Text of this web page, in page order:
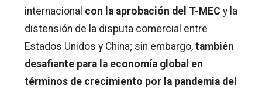
internacional con la aprobación del T-MEC y la
distensión de la disputa comercial entre
Estados Unidos y China; sin embargo, también
desafiante para la economía global en
términos de crecimiento por la pandemia del